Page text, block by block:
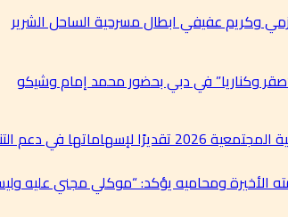
وكريم عفيفي ابطال مسرحية الساحل الشرير
وكناريا” في دبي بحضور محمد إمام وشيكو
دعم التنمية المستدامة
الأخيرة ومحاميه يؤكد: “موكلي مجني عليه